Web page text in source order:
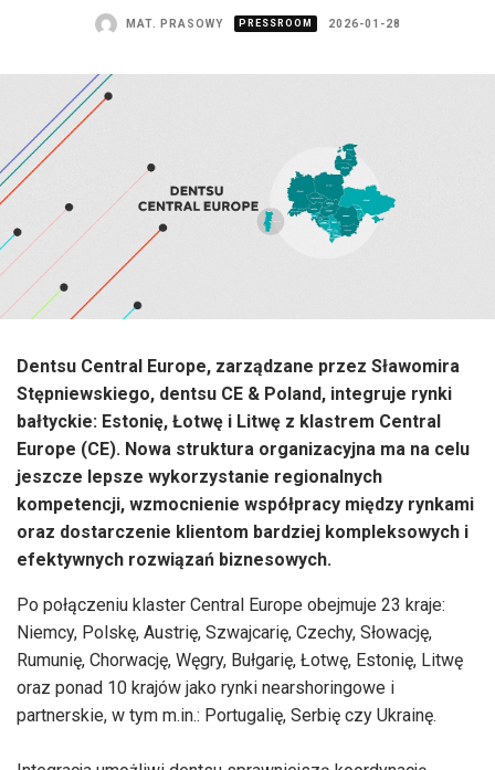
MAT. PRASOWY PRESSROOM 2026-01-28
Dentsu Central Europe, zarządzane przez Sławomira
Stępniewskiego, dentsu CE & Poland, integruje rynki
bałtyckie: Estonię, Łotwę i Litwę z klastrem Central
Europe (CE). Nowa struktura organizacyjna ma na celu
jeszcze lepsze wykorzystanie regionalnych
kompetencji, wzmocnienie współpracy między rynkami
oraz dostarczenie klientom bardziej kompleksowych i
efektywnych rozwiązań biznesowych.
Po połączeniu klaster Central Europe obejmuje 23 kraje:
Niemcy, Polskę, Austrię, Szwajcarię, Czechy, Słowację,
Rumunię, Chorwację, Węgry, Bułgarię, Łotwę, Estonię, Litwę
oraz ponad 10 krajów jako rynki nearshoringowe i
partnerskie, w tym m.in.: Portugalię, Serbię czy Ukrainę.